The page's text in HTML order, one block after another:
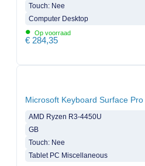
Touch: Nee
Computer Desktop
• Op voorraad
€ 284,35
Microsoft Keyboard Surface Pro
AMD Ryzen R3-4450U
GB
Touch: Nee
Tablet PC Miscellaneous